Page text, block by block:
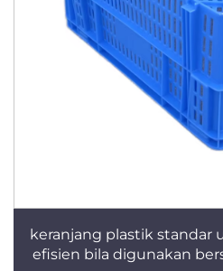
keranjang plastik standar
efisien bila digunakan